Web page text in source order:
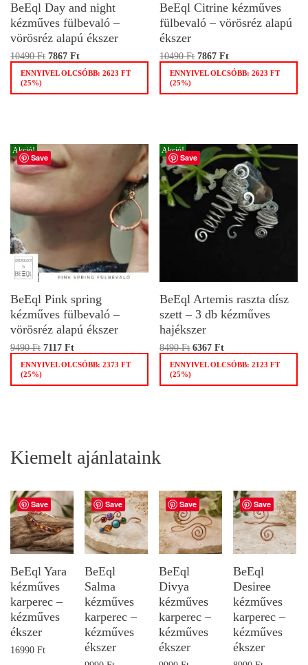
BeEql Day and night
kézműves fülbevaló –
vörösréz alapú ékszer
10490Ft 7867 Ft
ENNYIVEL OLCSÓBB: 2623 FT
(25%)
BeEql Citrine kézműves
fülbevaló – vörösréz alapú
ékszer
10490Ft 7867Ft
ENNYIVEL OLCSÓBB:2623FT
(25%)
Save
Akció!
BeEql Pink spring
kézműves fülbevaló –
vörösréz alapú ékszer
9490Ft 7117 Ft
ENNYIVEL OLCSÓBB: 2373 FT
(25%)
Save
Akció!
BeEql Artemis raszta dísz
szett – 3 db kézműves
hajékszer
8490Ft 6367Ft
ENNYIVEL OLCSÓBB:2123FT
(25%)
Kiemelt ajánlataink
Save
BeEql Yara
kézműves
karperec –
kézműves
ékszer
16990 Ft
Save
BeEql
Salma
kézműves
karperec –
kézműves
ékszer
Save
BeEql
Divya
kézműves
karperec –
kézműves
ékszer
Save
BeEql
Desiree
kézműves
karperec –
kézműves
ékszer